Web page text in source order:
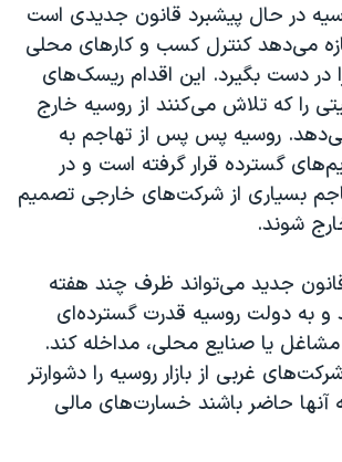
در حال پیشبرد قانون جدیدی است
می‌دهد کنترل کسب و کارهای محلی
در دست بگیرد. این اقدام ریسک‌های
را که تلاش می‌کنند از روسیه خارج
روسیه پس پس از تهاجم به
گسترده قرار گرفته است و در
بسیاری از شرکت‌های خارجی تصمیم
شوند.
قانون جدید می‌تواند ظرف چند هفته
و به دولت روسیه قدرت گسترده‌ای
یا صنایع محلی، مداخله کند.
غربی از بازار روسیه را دشوارتر
آنها حاضر باشند خسارت‌های مالی